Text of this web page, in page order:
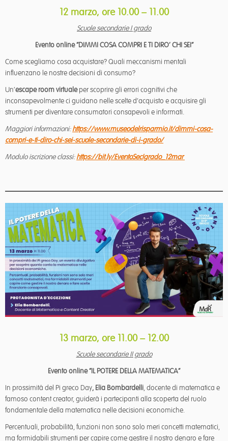
12 marzo, ore 10.00 – 11.00
Scuole secondarie I grado
Evento online “DIMMI COSA COMPRI E TI DIRO’ CHI SEI”
Come scegliamo cosa acquistare? Quali meccanismi mentali
influenzano le nostre decisioni di consumo?
Un’escape room virtualeper scoprire gli errori cognitivi che
inconsapevolmente ci guidano nelle scelte d’acquisto e acquisire gli
strumenti per diventare consumatori consapevoli e informati.
Maggiori informazioni:https://www.museodelrisparmio.it/dimmi-cosa-
compri-e-ti-diro-chi-sei-scuole-secondarie-di-i-grado/
Modulo iscrizione classi:https://bit.ly/EventoSecIgrado_12mar
13 marzo, ore 11.00 – 12.00
Scuole secondarie II grado
Evento online “IL POTERE DELLA MATEMATICA”
In prossimità del Pi greco Day, Elia Bombardelli, docente di matematica e
famoso content creator, guiderà i partecipanti alla scoperta del ruolo
fondamentale della matematica nelle decisioni economiche.
Percentuali, probabilità, funzioni non sono solo meri concetti matematici,
ma formidabili strumenti per capire come gestire il nostro denaro e fare